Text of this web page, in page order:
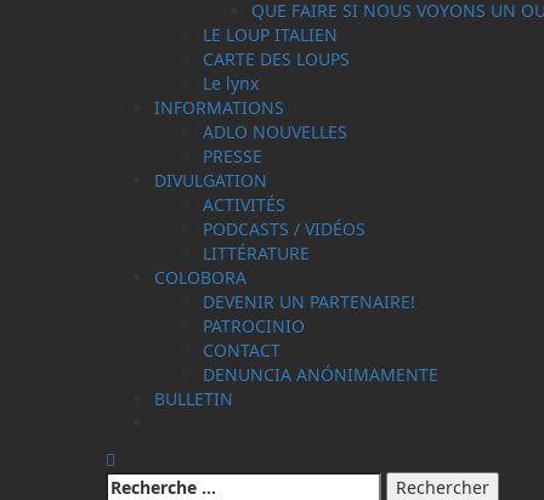
QUE FAIRE SI NOUS VOYONS UN
LE LOUP ITALIEN
CARTE DES LOUPS
Le lynx
INFORMATIONS
ADLO NOUVELLES
PRESSE
DIVULGATION
ACTIVITÉS
PODCASTS / VIDÉOS
LITTÉRATURE
COLOBORA
DEVENIR UN PARTENAIRE!
PATROCINIO
CONTACT
DENUNCIA ANÓNIMAMENTE
BULLETIN
Rechercher: